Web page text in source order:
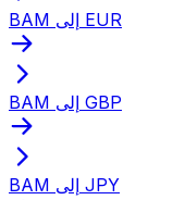
BAM إلى EUR
BAM إلى GBP
BAM إلى JPY